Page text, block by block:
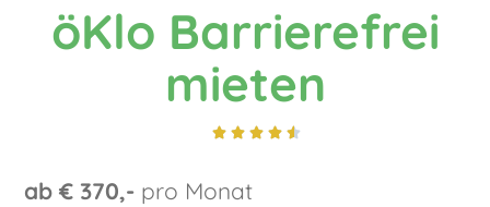
öKlo Barrierefrei
mieten
    
ab € 370,- pro Monat